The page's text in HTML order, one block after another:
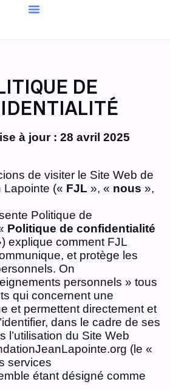
DE
à jour : 28 avril 2025
de visiter le Site Web de
Lapointe (« FJL », « nous »,
Politique de
Politique de confidentialité
explique comment FJL
et protège les
On
personnels » tous
qui concernent une
et permettent directement et
dans le cadre de ses
l’utilisation du Site Web
(le «
services
étant désigné comme